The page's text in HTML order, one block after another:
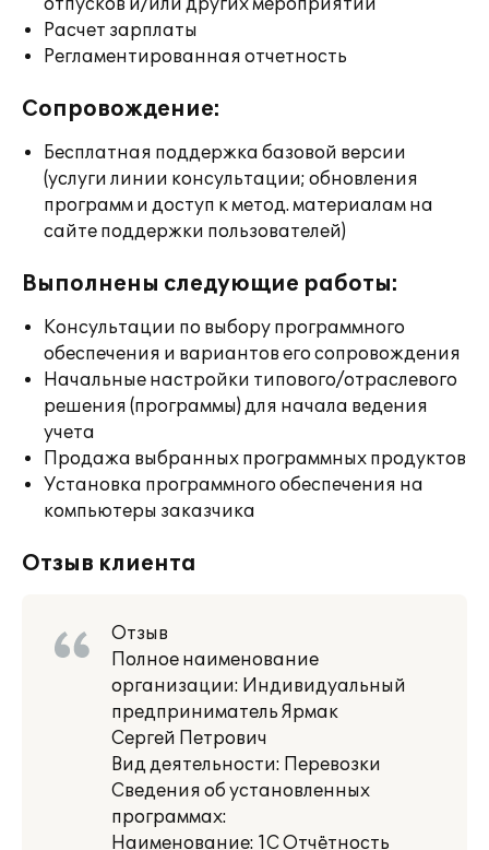
отпусков и/или других мероприятий
Расчет зарплаты
Регламентированная отчетность
Сопровождение:
Бесплатная поддержка базовой версии
(услуги линии консультации; обновления
программ и доступ к метод. материалам на
сайте поддержки пользователей)
Выполнены следующие работы:
Консультации по выбору программного
обеспечения и вариантов его сопровождения
Начальные настройки типового/отраслевого
решения (программы) для начала ведения
учета
Продажа выбранных программных продуктов
Установка программного обеспечения на
компьютеры заказчика
Отзыв клиента
Отзыв
Полное наименование
организации: Индивидуальный
предприниматель Ярмак
Сергей Петрович
Вид деятельности: Перевозки
Сведения об установленных
программах:
Наименование: 1С Отчётность